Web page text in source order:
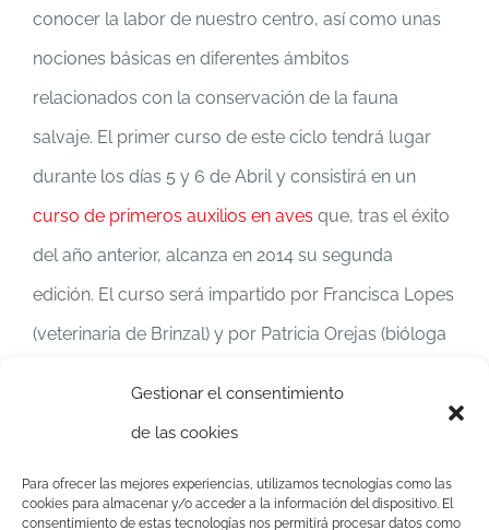
Gestionar el consentimiento
de las cookies
Para ofrecer las mejores experiencias, utilizamos tecnologías como las
cookies para almacenar y/o acceder a la información del dispositivo. El
consentimiento de estas tecnologías nos permitirá procesar datos como
conocer la labor de nuestro centro, así como unas
nociones básicas en diferentes ámbitos
relacionados con la conservación de la fauna
salvaje. El primer curso de este ciclo tendrá lugar
durante los días 5 y 6 de Abril y consistirá en un
curso de primeros auxilios en aves que, tras el éxito
del año anterior, alcanza en 2014 su segunda
edición. El curso será impartido por Francisca Lopes
(veterinaria de Brinzal) y por Patricia Orejas (bióloga
tardes en inscribirte. Ponte en contacto con nosotros